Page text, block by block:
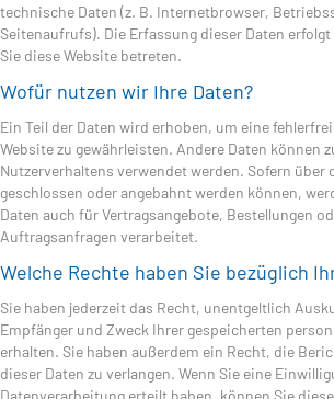
technische Daten (z. B. Internetbrowser,
Seitenaufrufs). Die Erfassung dieser Daten
Sie diese Website betreten.
Wofür nutzen wir Ihre Daten?
Ein Teil der Daten wird erhoben, um eine
Website zu gewährleisten. Andere Daten können
Nutzerverhaltens verwendet werden. Sofern über
geschlossen oder angebahnt werden können,
Daten auch für Vertragsangebote, Bestellungen
Auftragsanfragen verarbeitet.
Welche Rechte haben Sie bezüglich
Sie haben jederzeit das Recht, unentgeltlich
Empfänger und Zweck Ihrer gespeicherten
erhalten. Sie haben außerdem ein Recht, die
dieser Daten zu verlangen. Wenn Sie eine
Datenverarbeitung erteilt haben, können Sie